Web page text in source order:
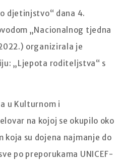
djetinjstvo“ dana 4.
„Nacionalnog tjedna
organizirala je
„Ljepota roditeljstva“ s
u Kulturnom i
na kojoj se okupilo oko
koja su dojena najmanje do
po preporukama UNICEF-